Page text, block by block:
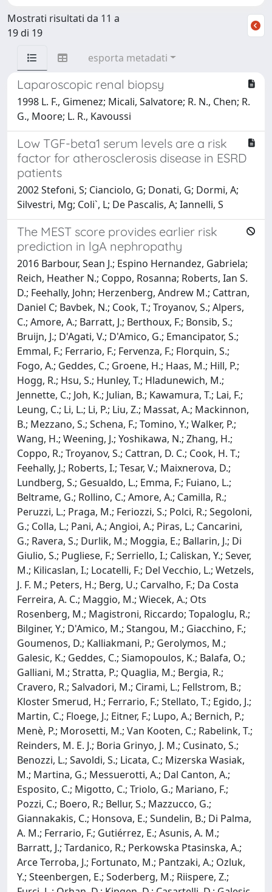
Mostrati risultati da 11 a
19 di 19
esporta metadati
Laparoscopic renal biopsy
1998 L. F., Gimenez; Micali, Salvatore; R. N., Chen; R.
G., Moore; L. R., Kavoussi
Low TGF-beta1 serum levels are a risk
factor for atherosclerosis disease in ESRD
patients
2002 Stefoni, S; Cianciolo, G; Donati, G; Dormi, A;
Silvestri, Mg; Coli`, L; De Pascalis, A; Iannelli, S
The MEST score provides earlier risk
prediction in lgA nephropathy
2016 Barbour, Sean J.; Espino Hernandez, Gabriela;
Reich, Heather N.; Coppo, Rosanna; Roberts, Ian S.
D.; Feehally, John; Herzenberg, Andrew M.; Cattran,
Daniel C; Bavbek, N.; Cook, T.; Troyanov, S.; Alpers,
C.; Amore, A.; Barratt, J.; Berthoux, F.; Bonsib, S.;
Bruijn, J.; D'Agati, V.; D'Amico, G.; Emancipator, S.;
Emmal, F.; Ferrario, F.; Fervenza, F.; Florquin, S.;
Fogo, A.; Geddes, C.; Groene, H.; Haas, M.; Hill, P.;
Hogg, R.; Hsu, S.; Hunley, T.; Hladunewich, M.;
Jennette, C.; Joh, K.; Julian, B.; Kawamura, T.; Lai, F.;
Leung, C.; Li, L.; Li, P.; Liu, Z.; Massat, A.; Mackinnon,
B.; Mezzano, S.; Schena, F.; Tomino, Y.; Walker, P.;
Wang, H.; Weening, J.; Yoshikawa, N.; Zhang, H.;
Coppo, R.; Troyanov, S.; Cattran, D. C.; Cook, H. T.;
Feehally, J.; Roberts, I.; Tesar, V.; Maixnerova, D.;
Lundberg, S.; Gesualdo, L.; Emma, F.; Fuiano, L.;
Beltrame, G.; Rollino, C.; Amore, A.; Camilla, R.;
Peruzzi, L.; Praga, M.; Feriozzi, S.; Polci, R.; Segoloni,
G.; Colla, L.; Pani, A.; Angioi, A.; Piras, L.; Cancarini,
G.; Ravera, S.; Durlik, M.; Moggia, E.; Ballarin, J.; Di
Giulio, S.; Pugliese, F.; Serriello, I.; Caliskan, Y.; Sever,
M.; Kilicaslan, I.; Locatelli, F.; Del Vecchio, L.; Wetzels,
J. F. M.; Peters, H.; Berg, U.; Carvalho, F.; Da Costa
Ferreira, A. C.; Maggio, M.; Wiecek, A.; Ots
Rosenberg, M.; Magistroni, Riccardo; Topaloglu, R.;
Bilginer, Y.; D'Amico, M.; Stangou, M.; Giacchino, F.;
Goumenos, D.; Kalliakmani, P.; Gerolymos, M.;
Galesic, K.; Geddes, C.; Siamopoulos, K.; Balafa, O.;
Galliani, M.; Stratta, P.; Quaglia, M.; Bergia, R.;
Cravero, R.; Salvadori, M.; Cirami, L.; Fellstrom, B.;
Kloster Smerud, H.; Ferrario, F.; Stellato, T.; Egido, J.;
Martin, C.; Floege, J.; Eitner, F.; Lupo, A.; Bernich, P.;
Menè, P.; Morosetti, M.; Van Kooten, C.; Rabelink, T.;
Reinders, M. E. J.; Boria Grinyo, J. M.; Cusinato, S.;
Benozzi, L.; Savoldi, S.; Licata, C.; Mizerska Wasiak,
M.; Martina, G.; Messuerotti, A.; Dal Canton, A.;
Esposito, C.; Migotto, C.; Triolo, G.; Mariano, F.;
Pozzi, C.; Boero, R.; Bellur, S.; Mazzucco, G.;
Giannakakis, C.; Honsova, E.; Sundelin, B.; Di Palma,
A. M.; Ferrario, F.; Gutiérrez, E.; Asunis, A. M.;
Barratt, J.; Tardanico, R.; Perkowska Ptasinska, A.;
Arce Terroba, J.; Fortunato, M.; Pantzaki, A.; Ozluk,
Y.; Steenbergen, E.; Soderberg, M.; Riispere, Z.;